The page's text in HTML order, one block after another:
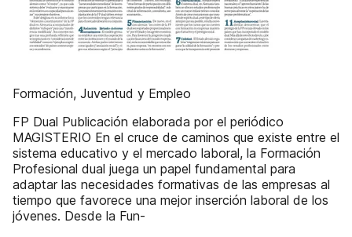
Formación, Juventud y Empleo
FP Dual Publicación elaborada por el periódico
MAGISTERIO En el cruce de caminos que existe entre el
sistema educativo y el mercado laboral, la Formación
Profesional dual juega un papel fundamental para
adaptar las necesidades formativas de las empresas al
tiempo que favorece una mejor inserción laboral de los
jóvenes. Desde la Fun-